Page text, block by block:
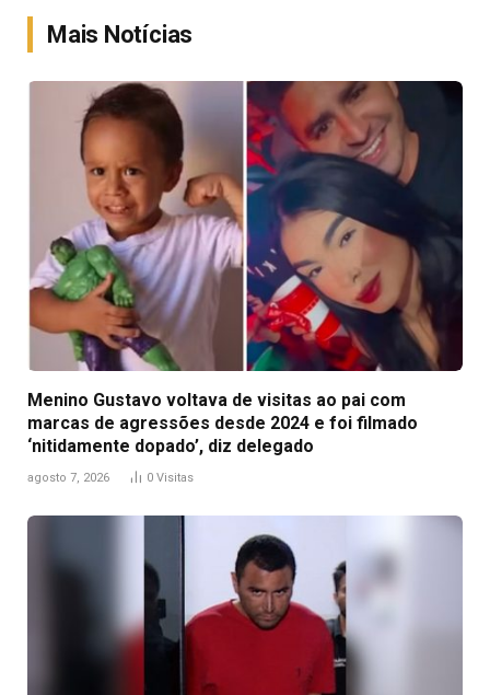
Mais Notícias
Menino Gustavo voltava de visitas ao pai com
marcas de agressões desde 2024 e foi filmado
‘nitidamente dopado’, diz delegado
agosto 7, 2026 0 Visitas